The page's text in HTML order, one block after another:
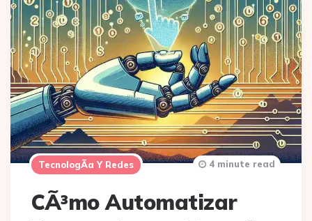
TecnologÃ­a Y Redes
CÃ³mo Automatizar
4 minute read